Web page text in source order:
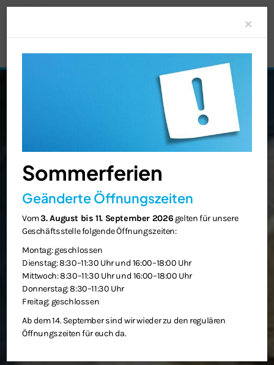
×
Sommerferien
Geänderte Öffnungszeiten
Vom3. August bis 11. September 2026 gelten für unsere
Geschäftsstelle folgende Öffnungszeiten:
Montag: geschlossen
Dienstag: 8:30–11:30 Uhr und 16:00–18:00 Uhr
Mittwoch: 8:30–11:30 Uhr und 16:00–18:00 Uhr
Donnerstag: 8:30–11:30 Uhr
Freitag: geschlossen
Ab dem 14. September sind wir wieder zu den regulären
Öffnungszeiten für euch da.